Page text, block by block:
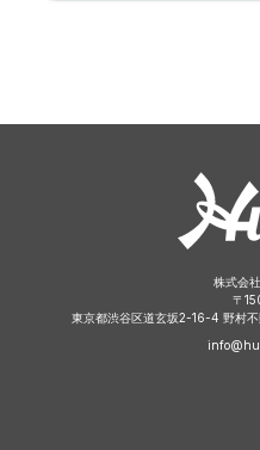
株式会
〒
東京都渋谷区道玄坂2-16-4 野村